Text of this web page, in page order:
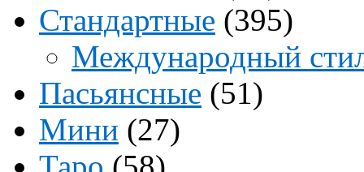
Стандартные (395)
Международный
Пасьянсные (51)
Мини (27)